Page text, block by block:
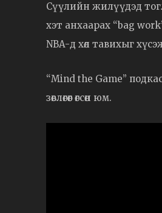
Сүүлийн жилүүдэд
хэт анхаарах “bag
NBA-д хөл тавихыг
“Mind the Game”
зөвлөгөөг өгсөн юм.